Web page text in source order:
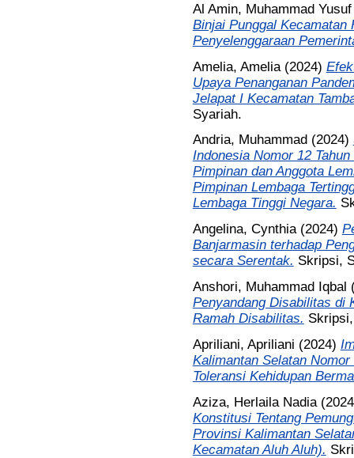
Al Amin, Muhammad Yusuf
Binjai Punggal Kecamatan
Penyelenggaraan
Amelia, Amelia(2024)
Upaya Penanganan
Jelapat I Kecamatan
Syariah.
Andria, Muhammad (2024)
Indonesia Nomor 12
Pimpinan dan Anggota
Pimpinan Lembaga
Lembaga Tinggi Negara.
Angelina, Cynthia(2024)
Banjarmasin terhadap
secara Serentak. Skripsi,
Anshori, Muhammad Iqbal
Penyandang Disabilitas di
Ramah Disabilitas.
Apriliani, Apriliani (2024)
Kalimantan Selatan
Toleransi Kehidupan
Aziza, Herlaila Nadia
Konstitusi Tentang
Provinsi Kalimantan
Kecamatan Aluh Aluh).